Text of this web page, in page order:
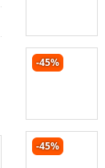
-45%
-45%